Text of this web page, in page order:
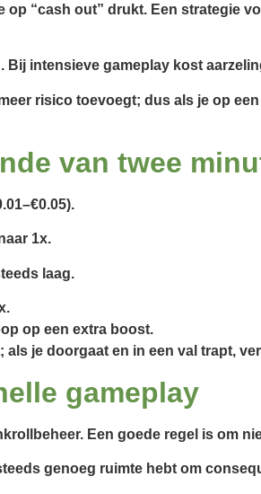
op “cash out” drukt. Een strategie
Bij intensieve gameplay kost
risico toevoegt; dus als je op
van twee
1x.
laag.
op een extra boost.
je doorgaat en in een val trapt,
gameplay
Een goede regel is om
genoeg ruimte hebt om